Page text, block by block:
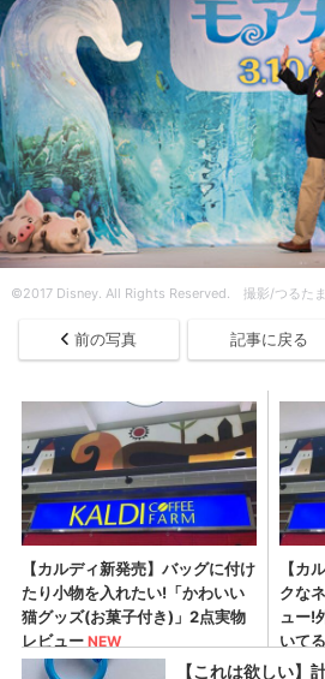
©︎2017 Disney. All Rights Reserved. 撮影/つるたま
前の写真 記事に戻る